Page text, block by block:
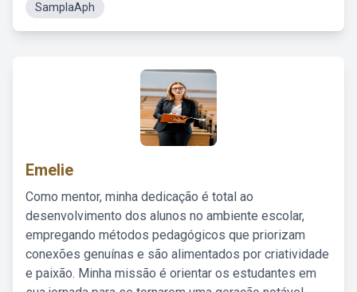
SamplaAph
Emelie
Como mentor, minha dedicação é total ao
desenvolvimento dos alunos no ambiente escolar,
empregando métodos pedagógicos que priorizam
conexões genuínas e são alimentados por criatividade
e paixão. Minha missão é orientar os estudantes em